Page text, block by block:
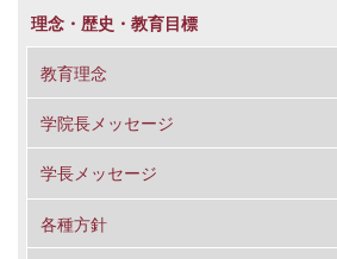
理念・歴史・教育目標
教育理念
学院長メッセージ
学長メッセージ
各種方針